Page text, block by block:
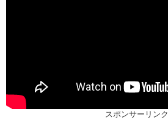
スポンサーリンク